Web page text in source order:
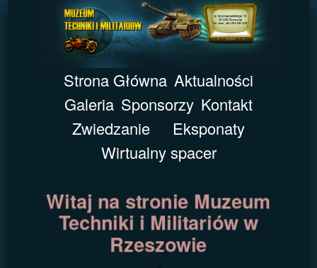
Strona Główna Aktualności
Galeria Sponsorzy Kontakt
Zwiedzanie
Eksponaty
Wirtualny spacer
Witaj na stronie Muzeum
Techniki i Militariów w
Rzeszowie